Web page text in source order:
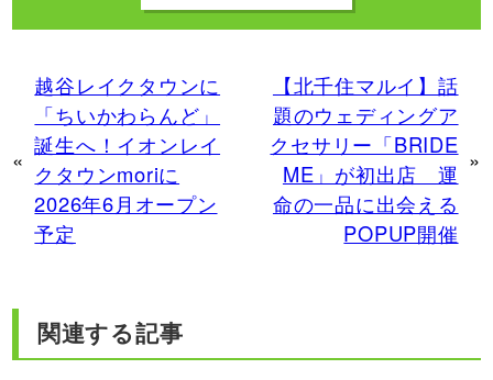
«
越谷レイクタウンに
「ちいかわらんど」
誕生へ！イオンレイ
クタウンmoriに
2026年6月オープン
予定
【北千住マルイ】話
題のウェディングア
クセサリー「BRIDE
ME」が初出店 運
命の一品に出会える
POPUP開催
»
関連する記事